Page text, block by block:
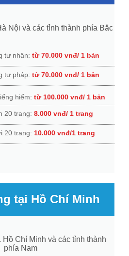
Nội và các tỉnh thành phía Bắc​
tư nhân: từ 70.000 vnđ/ 1 bản
tư pháp: từ 70.000 vnđ/ 1 bản
hiếm: từ 100.000 vnđ/ 1 bản
20 trang: 8.000 vnđ/ 1 trang
20 trang: 10.000 vnđ/1 trang
tại Hồ Chí Minh
Chí Minh và các tỉnh thành
phía Nam